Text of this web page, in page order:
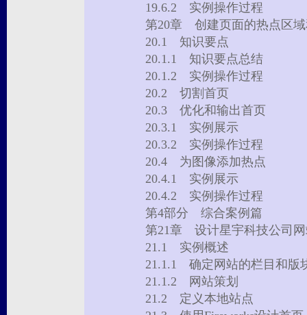
19.6.2 实例操作过程
第20章 创建页面的热点区
20.1 知识要点
20.1.1 知识要点总结
20.1.2 实例操作过程
20.2 切割首页
20.3 优化和输出首页
20.3.1 实例展示
20.3.2 实例操作过程
20.4 为图像添加热点
20.4.1 实例展示
20.4.2 实例操作过程
第4部分 综合案例篇
第21章 设计星宇科技公司
21.1 实例概述
21.1.1 确定网站的栏目和
21.1.2 网站策划
21.2 定义本地站点